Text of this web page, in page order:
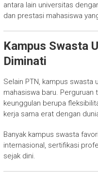
antara lain universitas
dan prestasi mahasiswa
Kampus Swasta
Diminati
Selain PTN, kampus swasta
mahasiswa baru. Perguruan
keunggulan berupa
kerja sama erat dengan
Banyak kampus swasta
internasional, sertifikasi
sejak dini.